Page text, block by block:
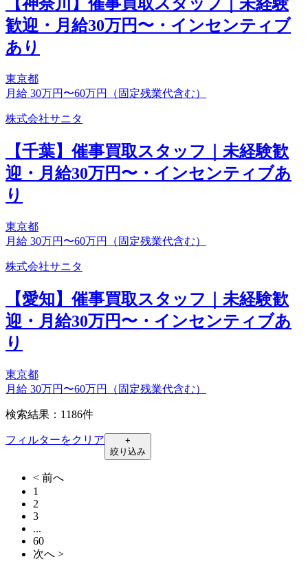
【神奈川】催事買取スタッフ｜未経験
歓迎・月給30万円〜・インセンティブ
あり
東京都
月給 30万円〜60万円（固定残業代含む）
株式会社サニタ
【千葉】催事買取スタッフ｜未経験歓
迎・月給30万円〜・インセンティブあ
り
東京都
月給 30万円〜60万円（固定残業代含む）
株式会社サニタ
【愛知】催事買取スタッフ｜未経験歓
迎・月給30万円〜・インセンティブあ
り
東京都
月給 30万円〜60万円（固定残業代含む）
検索結果：1186件
フィルターをクリア
+
絞り込み
< 前へ
1
2
3
...
60
次へ >